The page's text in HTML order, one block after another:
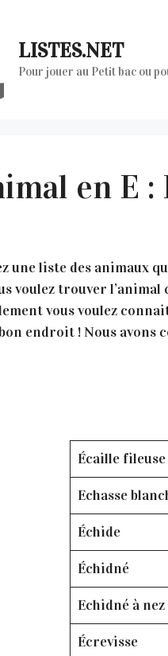
LISTES.NET
Pour jouer au Petit bac ou
en E :
une liste des animaux
voulez trouver
vous voulez
endroit ! Nous avons
Écaille fileuse
Echasse
Échide
Échidné
Echidné à
Écrevisse